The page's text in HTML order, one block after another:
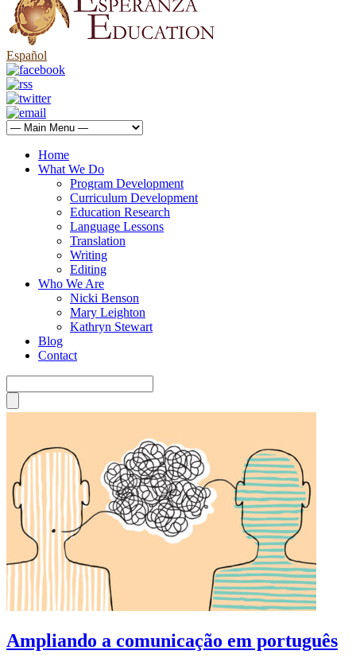
Español
Home
What We Do
Program Development
Curriculum Development
Education Research
Language Lessons
Translation
Writing
Editing
Who We Are
Nicki Benson
Mary Leighton
Kathryn Stewart
Blog
Contact
Ampliando a comunicação em português